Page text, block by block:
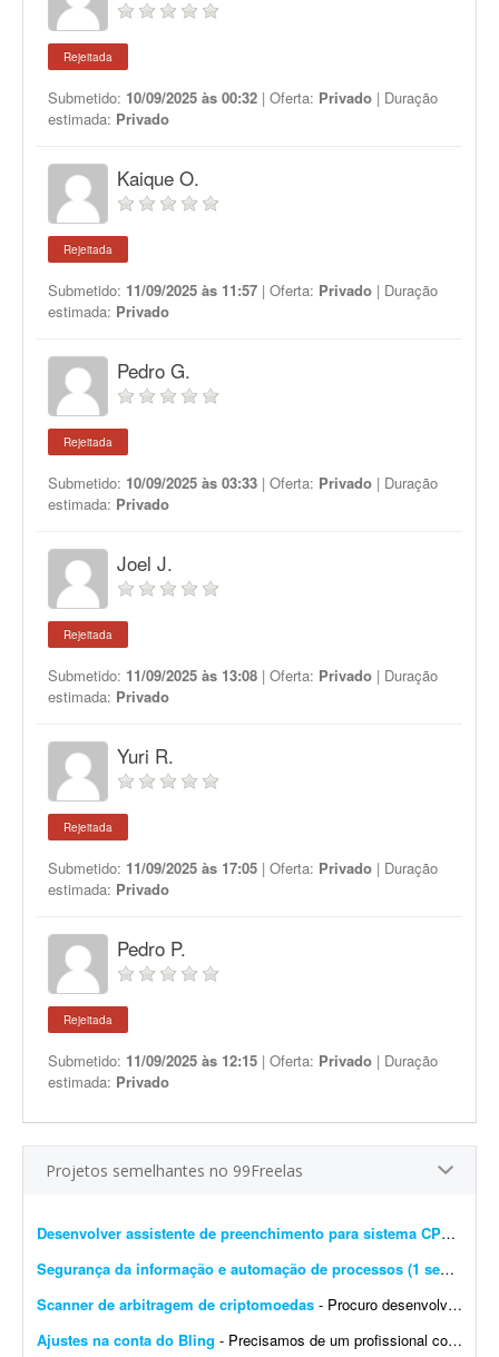
Rejeitada
Submetido: 10/09/2025 às 00:32 | Oferta: Privado | Duração
estimada: Privado
Kaique O.
Rejeitada
Submetido: 11/09/2025 às 11:57 | Oferta: Privado | Duração
estimada: Privado
Pedro G.
Rejeitada
Submetido: 10/09/2025 às 03:33 | Oferta: Privado | Duração
estimada: Privado
Joel J.
Rejeitada
Submetido: 11/09/2025 às 13:08 | Oferta: Privado | Duração
estimada: Privado
Yuri R.
Rejeitada
Submetido: 11/09/2025 às 17:05 | Oferta: Privado | Duração
estimada: Privado
Pedro P.
Rejeitada
Submetido: 11/09/2025 às 12:15 | Oferta: Privado | Duração
estimada: Privado
Projetos semelhantes no 99Freelas
Desenvolver assistente de preenchimento para sistema CPROEIS
Segurança da informação e automação de processos (1 semana)
Scanner de arbitragem de criptomoedas - Procuro desenvolvedor full stack para criar uma plataforma profissional e scanner de arbitragem de criptomoedas, semelhante às principais soluções internacionais do mercado, po...
Ajustes na conta do Bling - Precisamos de um profissional com experiência em e-commerce e em configurações no Bling. Atualmente temos a conta de um cliente integrada com loja própria, Mercado Livre,...